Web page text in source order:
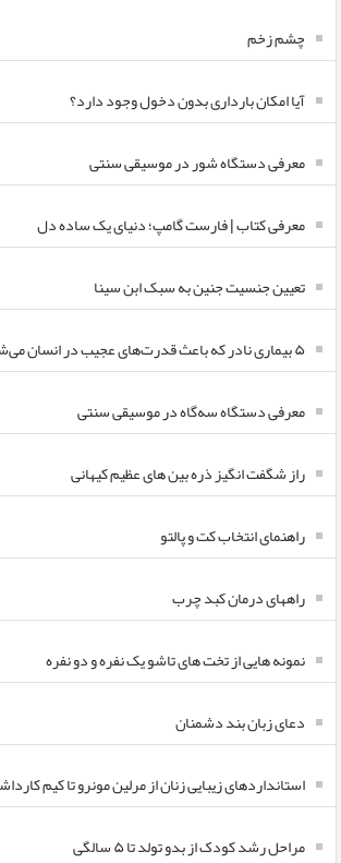
چشم زخم
آیا امکان بارداری بدون دخول وجود دارد؟
معرفی دستگاه شور در موسیقی سنتی
معرفی کتاب | فارست گامپ؛ دنیای یک ساده دل
تعیین جنسیت جنین به سبک ابن سینا
۵ بیماری نادر که باعث قدرت‌های عجیب در انسان می‌شود!
معرفی دستگاه سه‌گاه در موسیقی سنتی
راز شگفت انگیز ذره بین های عظیم کیهانی
راهنمای انتخاب کت و پالتو
راههای درمان کبد چرب
نمونه هایی از تخت های تاشو یک نفره و دو نفره
دعای زبان بند دشمنان
استانداردهای زیبایی زنان از مرلین مونرو تا کیم
مراحل رشد کودک از بدو تولد تا ۵ سالگی